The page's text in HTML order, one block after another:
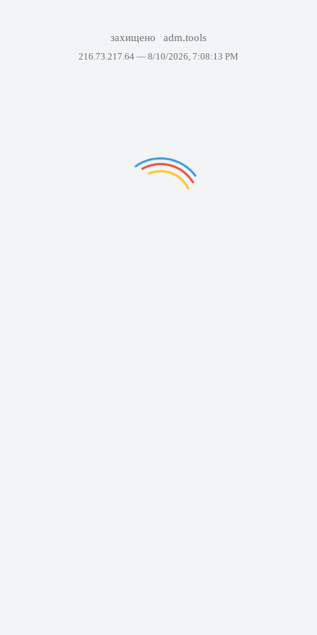
захищено adm.tools
216.73.217.64 — 8/10/2026, 7:08:13 PM